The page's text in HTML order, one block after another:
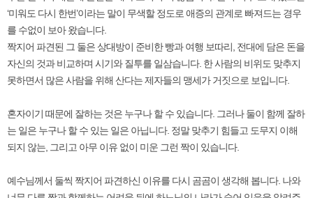
‘미워도 다시 한번’이라는 말이 무색할 정도로 애증의 관계로 빠져드는 경우
를 수없이 보아 왔습니다.
짝지어 파견된 그 둘은 상대방이 준비한 빵과 여행 보따리, 전대에 담은 돈을
자신의 것과 비교하며 시기와 질투를 일삼습니다. 한 사람의 비위도 맞추지
못하면서 많은 사람을 위해 산다는 제자들의 맹세가 거짓으로 보입니다.
혼자이기 때문에 잘하는 것은 누구나 할 수 있습니다. 그러나 둘이 함께 잘하
는 일은 누구나 할 수 있는 일은 아닙니다. 정말 맞추기 힘들고 도무지 이해
되지 않는, 그리고 아무 이유 없이 미운 그런 짝이 있습니다.
예수님께서 둘씩 짝지어 파견하신 이유를 다시 곰곰이 생각해 봅니다. 나와